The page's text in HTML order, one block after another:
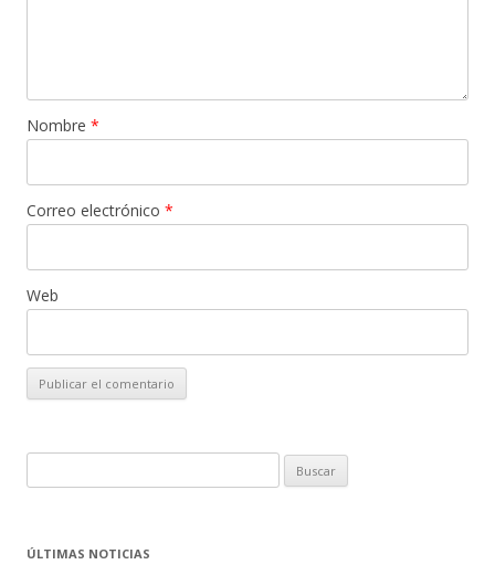
Nombre *
Correo electrónico *
Web
u
c
ÚLTIMAS NOTICIAS